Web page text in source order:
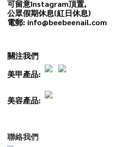
可留意Instagram頂置,
公眾假期休息(紅日休息)
電郵: info@beebeenail.com
關注我們
美甲產品:
美容產品:
聯絡我們